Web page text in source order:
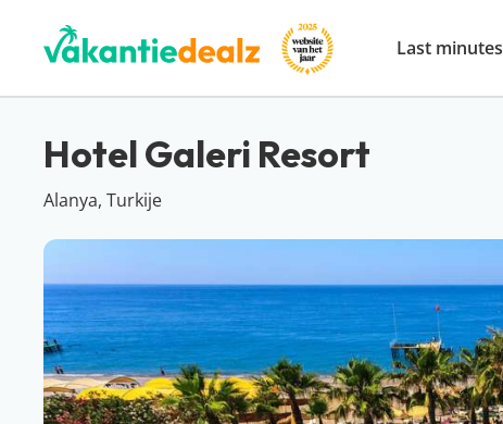
Last minutes
Hotel Galeri Resort
Alanya, Turkije